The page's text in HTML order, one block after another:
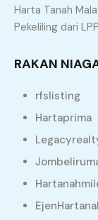
JADI
Harta Tanah
Pekeliling dari
RAKAN
rfslisting
Hartaprima